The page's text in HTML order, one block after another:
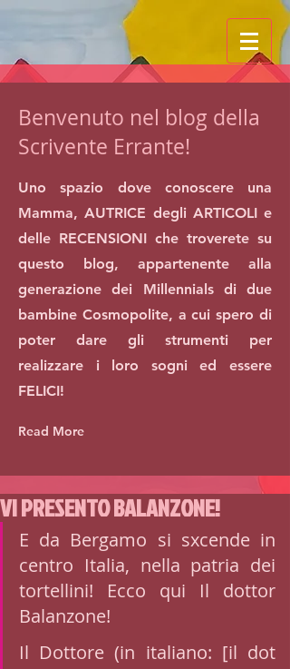
Benvenuto nel blog della
Scrivente Errante!
Uno spazio dove conoscere una
Mamma, AUTRICE degli ARTICOLI e
delle RECENSIONI che troverete su
questo blog, appartenente alla
generazione dei Millennials di due
bambine Cosmopolite, a cui spero di
poter dare gli strumenti per
realizzare i loro sogni ed essere
FELICI!
Read More
VI PRESENTO BALANZONE!
E da Bergamo si sxcende in
centro Italia, nella patria dei
tortellini! Ecco qui Il dottor
Balanzone!
Il Dottore (in italiano: [il dot